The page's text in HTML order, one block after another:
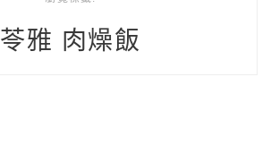
苓雅 肉燥飯